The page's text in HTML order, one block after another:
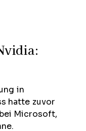
in
hatte zuvor
Microsoft,